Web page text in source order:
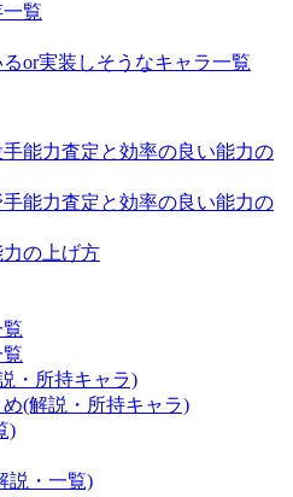
覧
or実装しそうなキャラ一覧
能力査定と効率の良い能力の
能力査定と効率の良い能力の
の上げ方
・所持キャラ)
(解説・所持キャラ)
)
説・一覧)